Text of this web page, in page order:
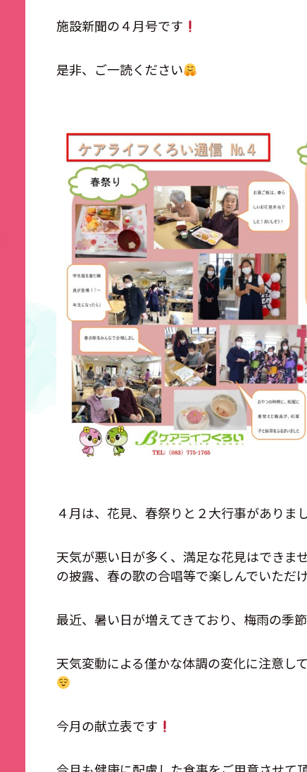
施設新聞の４月号です
是非、ご一読ください
４月は、花見、春祭りと２大行事がありま
天気が悪い日が多く、満足な花見はできま
の披露、春の歌の合唱等で楽しんでいただ
最近、暑い日が増えてきており、梅雨の季
天気変動による僅かな体調の変化に注意し
今月の献立表です